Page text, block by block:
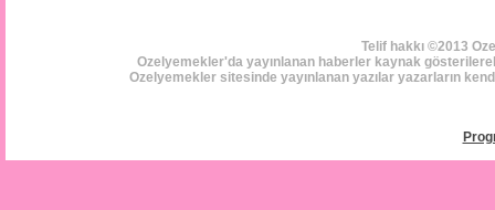
Telif hakkı ©2013
Ozelyemekler'da yayınlanan haberler kaynak
Ozelyemekler sitesinde yayınlanan yazılar yazarların